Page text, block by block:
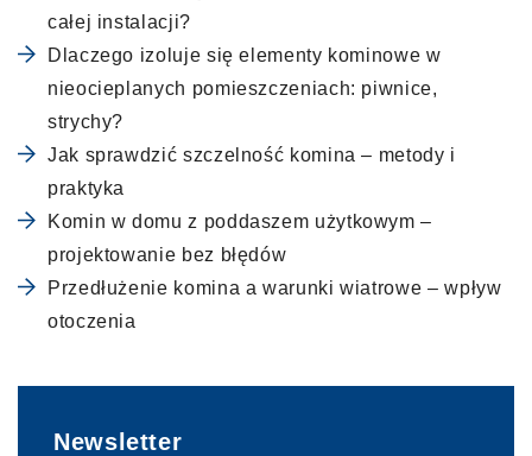
całej instalacji?
Dlaczego izoluje się elementy kominowe w
nieocieplanych pomieszczeniach: piwnice,
strychy?
Jak sprawdzić szczelność komina – metody i
praktyka
Komin w domu z poddaszem użytkowym –
projektowanie bez błędów
Przedłużenie komina a warunki wiatrowe – wpływ
otoczenia
Newsletter